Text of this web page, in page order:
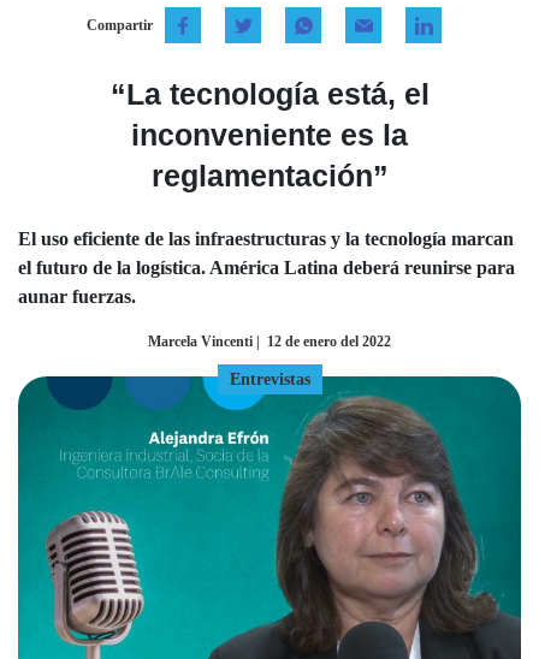
Compartir
“La tecnología está, el
inconveniente es la
reglamentación”
El uso eficiente de las infraestructuras y la tecnología marcan
el futuro de la logística. América Latina deberá reunirse para
aunar fuerzas.
Marcela Vincenti | 12 de enero del 2022
Entrevistas